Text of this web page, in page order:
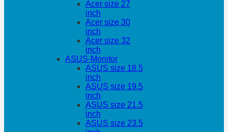
Acer size 27
inch
Acer size 30
inch
Acer size 32
inch
ASUS-Monitor
ASUS size 18.5
inch
ASUS size 19.5
inch
ASUS size 21.5
inch
ASUS size 23.5